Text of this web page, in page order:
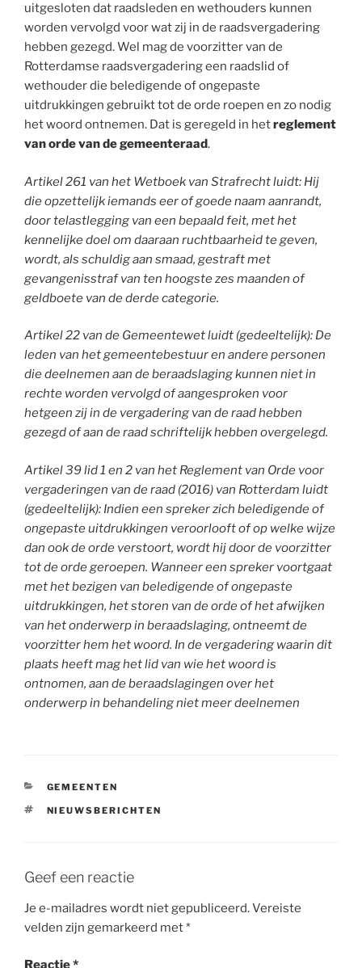
uitgesloten dat raadsleden en wethouders kunnen
worden vervolgd voor wat zij in de raadsvergadering
hebben gezegd. Wel mag de voorzitter van de
Rotterdamse raadsvergadering een raadslid of
wethouder die beledigende of ongepaste
uitdrukkingen gebruikt tot de orde roepen en zo nodig
het woord ontnemen. Dat is geregeld in hetreglement
van orde van de gemeenteraad.
Artikel 261 van het Wetboek van Strafrecht luidt: Hij
die opzettelijk iemands eer of goede naam aanrandt,
door telastlegging van een bepaald feit, met het
kennelijke doel om daaraan ruchtbaarheid te geven,
wordt, als schuldig aan smaad, gestraft met
gevangenisstraf van ten hoogste zes maanden of
geldboete van de derde categorie.
Artikel 22 van de Gemeentewet luidt (gedeeltelijk): De
leden van het gemeentebestuur en andere personen
die deelnemen aan de beraadslaging kunnen niet in
rechte worden vervolgd of aangesproken voor
hetgeen zij in de vergadering van de raad hebben
gezegd of aan de raad schriftelijk hebben overgelegd.
Artikel 39 lid 1 en 2 van het Reglement van Orde voor
vergaderingen van de raad (2016) van Rotterdam luidt
(gedeeltelijk): Indien een spreker zich beledigende of
ongepaste uitdrukkingen veroorlooft of op welke wijze
dan ook de orde verstoort, wordt hij door de voorzitter
tot de orde geroepen. Wanneer een spreker voortgaat
met het bezigen van beledigende of ongepaste
uitdrukkingen, het storen van de orde of het afwijken
van het onderwerp in beraadslaging, ontneemt de
voorzitter hem het woord. In de vergadering waarin dit
plaats heeft mag het lid van wie het woord is
ontnomen, aan de beraadslagingen over het
onderwerp in behandeling niet meer deelnemen
CATEGORIEËN
GEMEENTEN
TAGS
NIEUWSBERICHTEN
Geef een reactie
Je e-mailadres wordt niet gepubliceerd.Vereiste
velden zijn gemarkeerd met*
Reactie*